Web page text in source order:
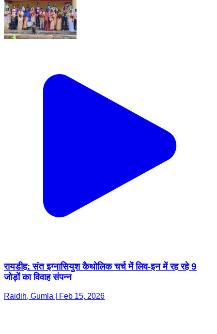
रायडीह: संत इग्नासियुश कैथोलिक चर्च में लिव-इन में रह रहे 9
जोड़ों का विवाह संपन्न
Raidih, Gumla | Feb 15, 2026